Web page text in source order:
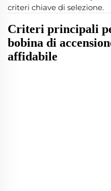
criteri chiave di selezione.
Criteri principali
bobina di
affidabile